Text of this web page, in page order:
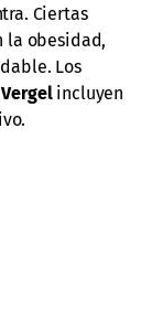
Ciertas
la obesidad,
Los
incluyen